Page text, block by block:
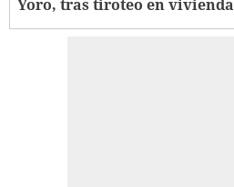
Yoro, tras tiroteo en vivienda